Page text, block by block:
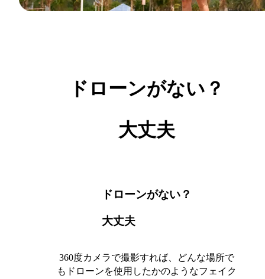
ドローンがない？
大丈夫
ドローンがない？
大丈夫
360度カメラで撮影すれば、どんな場所で
もドローンを使用したかのようなフェイク